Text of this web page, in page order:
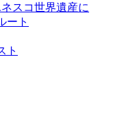
スコ世界遺産に
ート
ト